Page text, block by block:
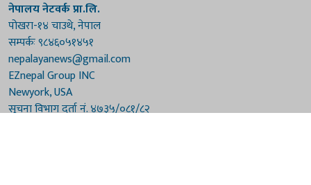
नेपालय नेटवर्क प्रा.लि.
पोखरा-१४ चाउथे, नेपाल
सम्पर्कः ९८४६०५१४५१
nepalayanews@gmail.com
EZnepal Group INC
Newyork, USA
सूचना विभाग दर्ता नं. ४७३५/०८१/८२